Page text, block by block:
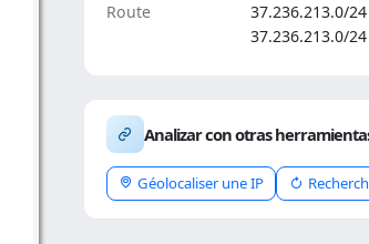
Route
37.236.213.0/24
37.236.213.0/24
Analizar con otras
Géolocaliser une IP